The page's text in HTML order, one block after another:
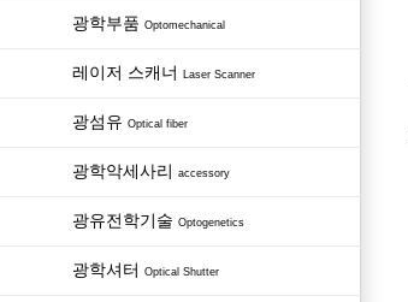
광학부품 Optomechanical
레이저 스캐너 Laser Scanner
광섬유 Optical fiber
광학악세사리 accessory
광유전학기술 Optogenetics
광학셔터 Optical Shutter